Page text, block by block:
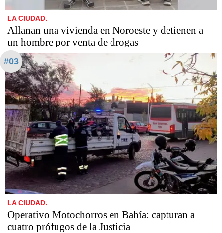
LA CIUDAD.
Allanan una vivienda en Noroeste y detienen a
un hombre por venta de drogas
#03
LA CIUDAD.
Operativo Motochorros en Bahía: capturan a
cuatro prófugos de la Justicia